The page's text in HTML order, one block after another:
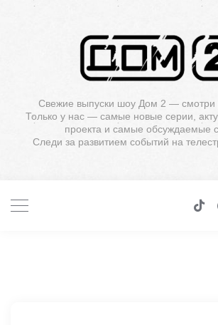
Свежие выпуски шоу Дом 2 — смотри
Только у нас — самые новые серии,
проекта и самые обсуждаемые
Следи за развитием событий на